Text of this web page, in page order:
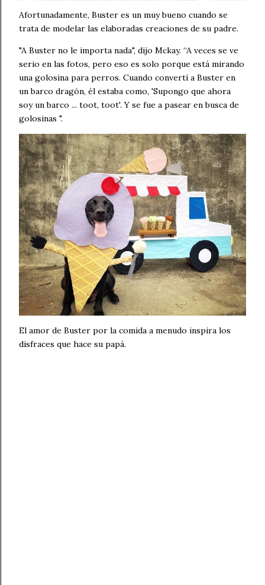
Afortunadamente, Buster es un muy bueno cuando se
trata de modelar las elaboradas creaciones de su padre.
"A Buster no le importa nada", dijo Mckay. “A veces se ve
serio en las fotos, pero eso es solo porque está mirando
una golosina para perros. Cuando convertí a Buster en
un barco dragón, él estaba como, 'Supongo que ahora
soy un barco ... toot, toot'. Y se fue a pasear en busca de
golosinas ".
El amor de Buster por la comida a menudo inspira los
disfraces que hace su papá.